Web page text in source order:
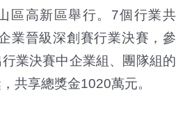
區高新區舉行。7個行業共
業晉級深創賽行業決賽，參
業決賽中企業組、團隊組的
共享總獎金1020萬元。